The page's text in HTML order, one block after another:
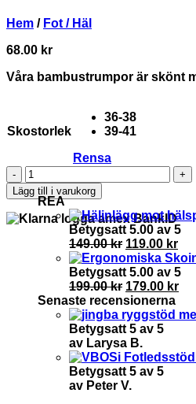
Hem / Fot / Häl
68.00 kr
Våra bambustrumpor är skönt
Skostorlek
36-38
39-41
Rensa
Funq
Wear
Bambustrumpor
Svart
Lägg till i varukorg
REA
Betygsatt 5.00 av 5
149.00kr Det
priset
var:
149.00 kr.
119.00 krDet
är:
Betygsatt 5.00 av 5
199.00kr Det
ursprungliga
priset
var:
199.00 kr.
179.00 krDet
Senaste recensionerna
Betygsatt 5 av 5
av Larysa B.
Betygsatt 5 av 5
av Peter V.